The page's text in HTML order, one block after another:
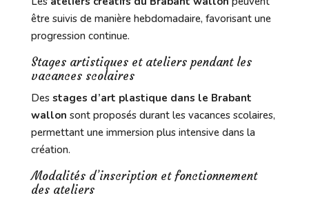
être suivis de manière hebdomadaire, favorisant une
progression continue.
Stages artistiques et ateliers pendant les
vacances scolaires
Des stages d’art plastique dans le Brabant
wallon sont proposés durant les vacances scolaires,
permettant une immersion plus intensive dans la
création.
Modalités d’inscription et fonctionnement
des ateliers